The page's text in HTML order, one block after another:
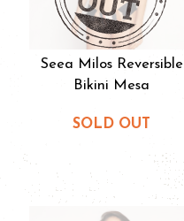
Seea Milos Reversible
Bikini Mesa
SOLD OUT